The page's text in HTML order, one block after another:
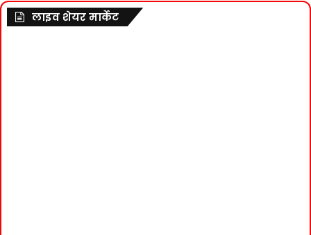
लाइव शेयर मार्केट